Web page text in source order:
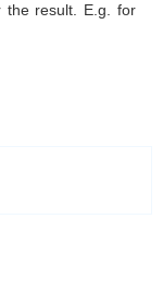
the result. E.g. for